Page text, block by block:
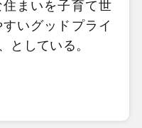
まいを子育て世
いグッドプライ
としている。